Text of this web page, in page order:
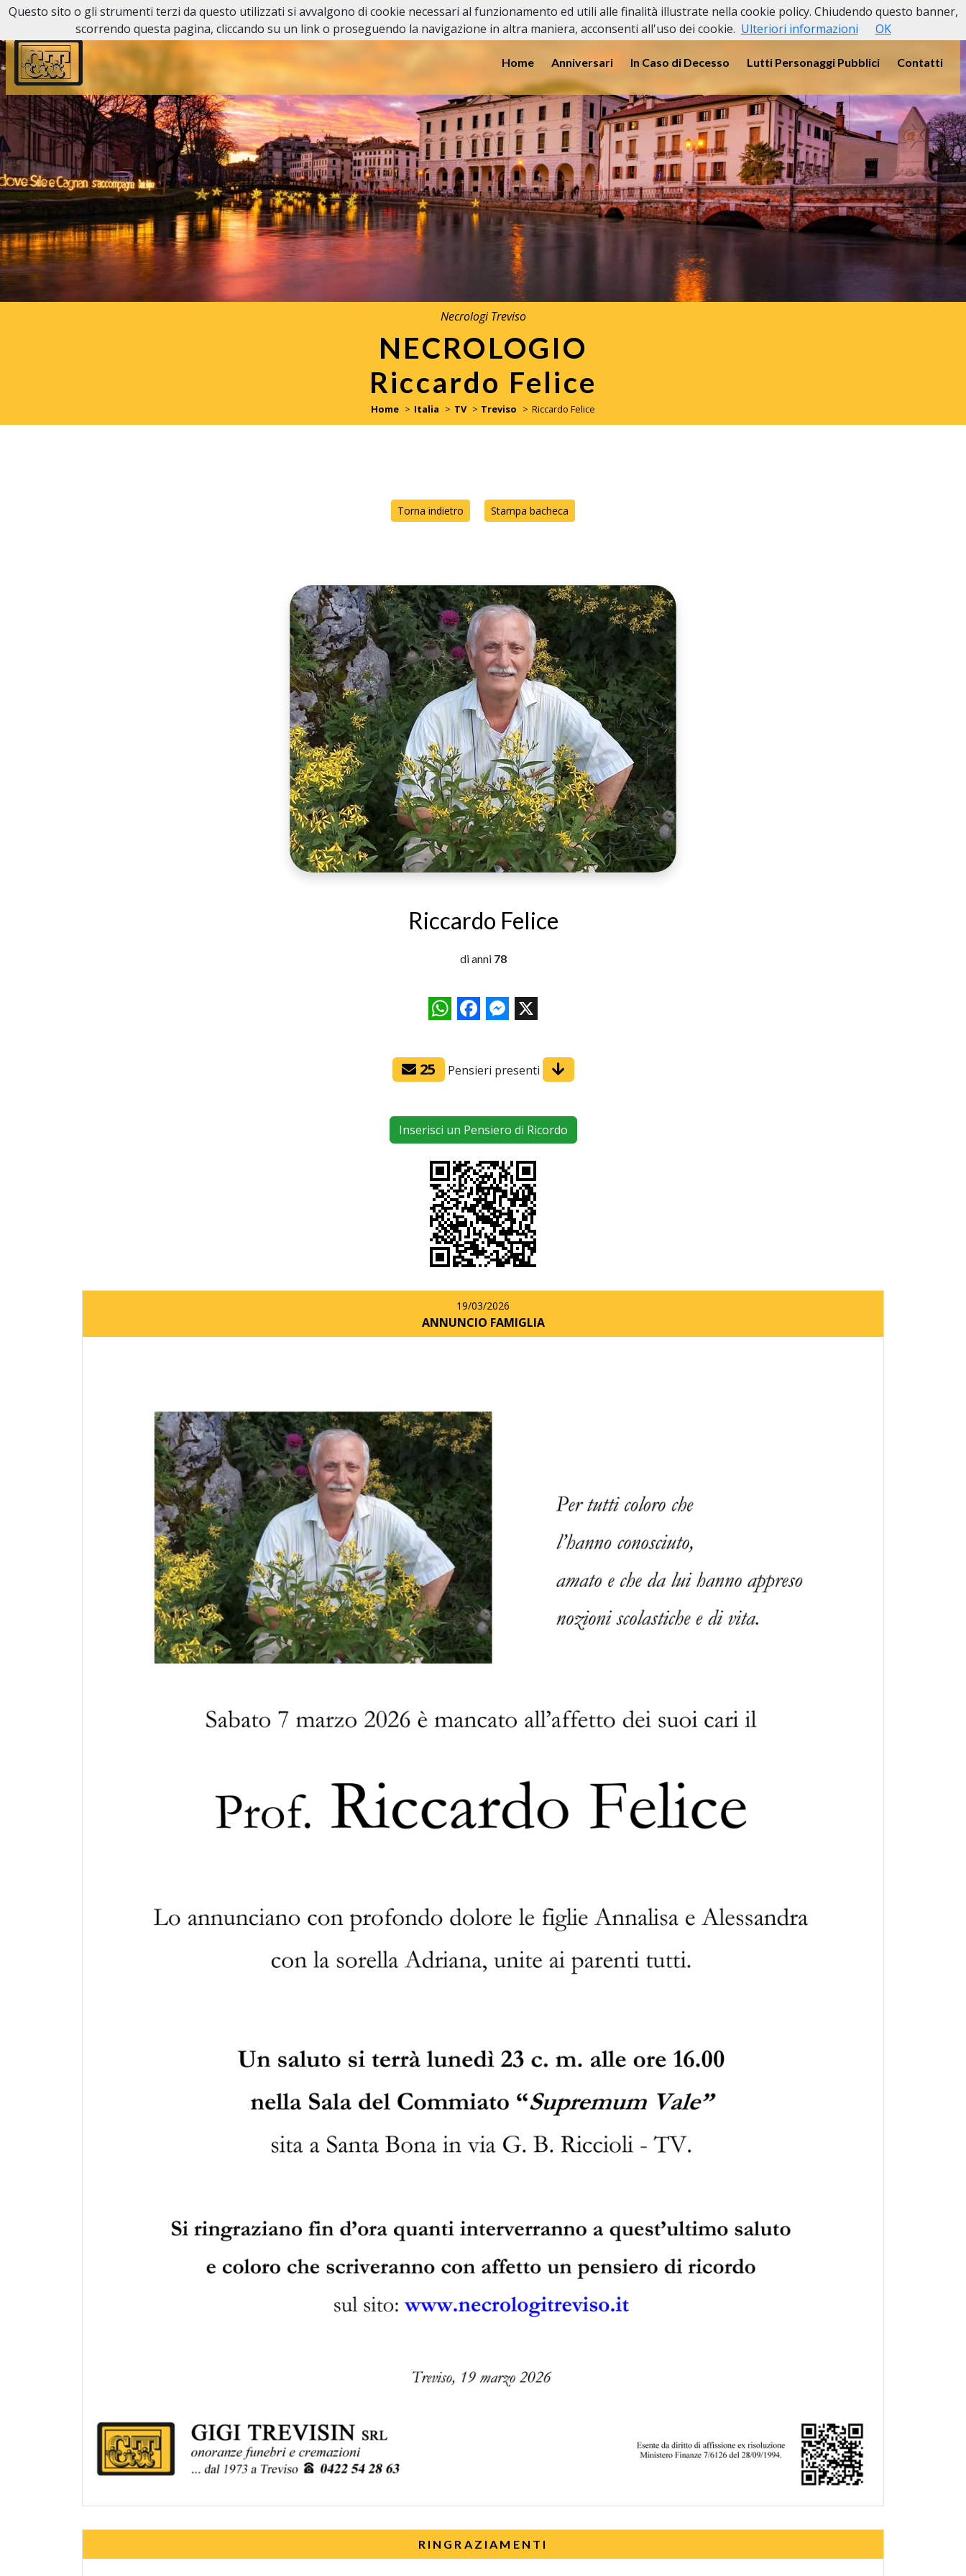
Reperibilità H24: 0422 54 28 63
Home Anniversari In Caso di Decesso Lutti Personaggi Pubblici Contatti
Necrologi Treviso
NECROLOGIO
Riccardo Felice
Home Italia TV Treviso Riccardo Felice
Torna indietro Stampa bacheca
Riccardo Felice
di anni 78
WhatsAppFacebookMessenger
X
25 Pensieri presenti
Inserisci un Pensiero di Ricordo
19/03/2026
ANNUNCIO FAMIGLIA
RINGRAZIAMENTI
Questo sito o gli strumenti terzi da questo utilizzati si avvalgono di cookie necessari al funzionamento ed utili alle finalità illustrate nella cookie policy. Chiudendo questo banner,
scorrendo questa pagina, cliccando su un link o proseguendo la navigazione in altra maniera, acconsenti all'uso dei cookie. Ulteriori informazioni OK